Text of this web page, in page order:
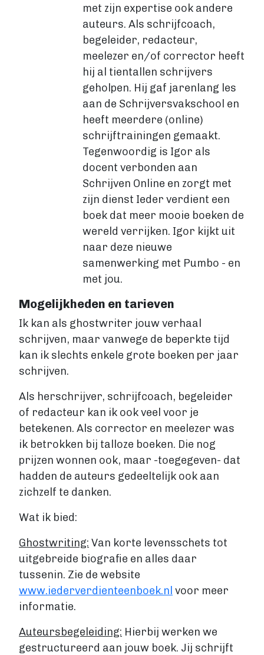
Boek schrijven
BOEK SCHRIJVEN
Boek redigeren
Boek maken
Zakelijk boek
Lifestyle boek
Kennis boek
Fictie boek
Luisterboek
Zakelijk boek
Coachingboek
Marketingboek
Kookboek
Reisboek
Boek schrijven
FICTIE
Fictie
Fantasy
Kinderboek
Roman
Thriller
Support
Diensten
Prijzen
Blog
Over ons
Contact
met zijn expertise ook andere
auteurs. Als schrijfcoach,
begeleider, redacteur,
meelezer en/of corrector heeft
hij al tientallen schrijvers
geholpen. Hij gaf jarenlang les
aan de Schrijversvakschool en
heeft meerdere (online)
schrijftrainingen gemaakt.
Tegenwoordig is Igor als
docent verbonden aan
Schrijven Online en zorgt met
zijn dienst Ieder verdient een
boek dat meer mooie boeken de
wereld verrijken. Igor kijkt uit
naar deze nieuwe
samenwerking met Pumbo - en
met jou.
Mogelijkheden en tarieven
Ik kan als ghostwriter jouw verhaal
schrijven, maar vanwege de beperkte tijd
kan ik slechts enkele grote boeken per jaar
schrijven.
Als herschrijver, schrijfcoach, begeleider
of redacteur kan ik ook veel voor je
betekenen. Als corrector en meelezer was
ik betrokken bij talloze boeken. Die nog
prijzen wonnen ook, maar -toegegeven- dat
hadden de auteurs gedeeltelijk ook aan
zichzelf te danken.
Wat ik bied:
Ghostwriting: Van korte levensschets tot
uitgebreide biografie en alles daar
tussenin. Zie de website
www.iederverdienteenboek.nl voor meer
informatie.
Auteursbegeleiding: Hierbij werken we
gestructureerd aan jouw boek. Jij schrijft